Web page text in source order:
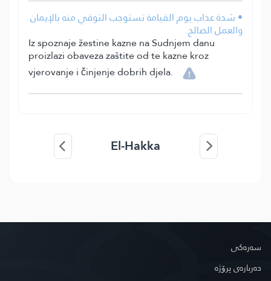
• شدة عذاب يوم القيامة تستوجب التوقي منه بالإيمان
والعمل الصالح.
Iz spoznaje žestine kazne na Sudnjem danu
proizlazi obaveza zaštite od te kazne kroz
vjerovanje i činjenje dobrih djela.
El-Hakka
سه‌ره‌كی
دەربارەی پرۆژە